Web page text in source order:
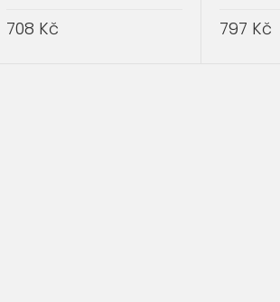
708 Kč 797 Kč